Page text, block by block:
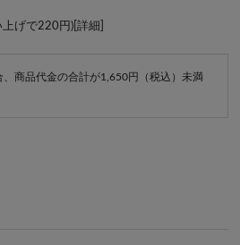
げで220円)[ 詳細
商品代金の合計が1,650円（税込）未満